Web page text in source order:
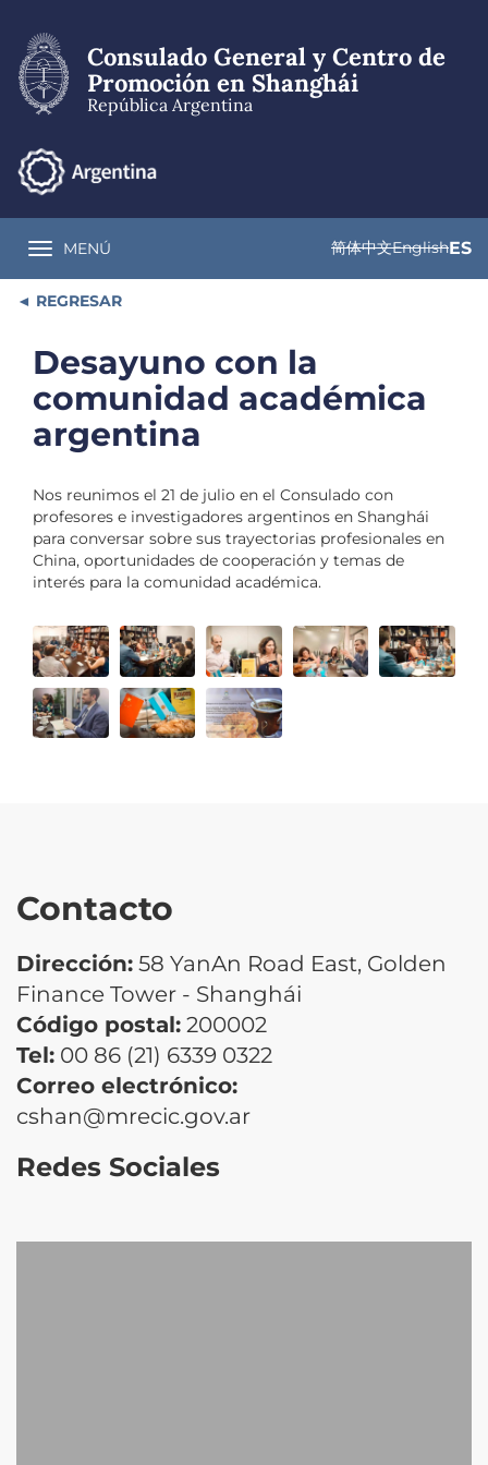
contenido
principal
Consulado General y Centro de
Promoción en Shanghái
República Argentina
Toggle navigation
MENÚ 简体中文EnglishES
REGRESAR
Desayuno con la
comunidad académica
argentina
Nos reunimos el 21 de julio en el Consulado con
profesores e investigadores argentinos en Shanghái
para conversar sobre sus trayectorias profesionales en
China, oportunidades de cooperación y temas de
interés para la comunidad académica.
Contacto
Dirección: 58 YanAn Road East, Golden
Finance Tower - Shanghái
Código postal: 200002
Tel: 00 86 (21) 6339 0322
Correo electrónico:
cshan@mrecic.gov.ar
Redes Sociales